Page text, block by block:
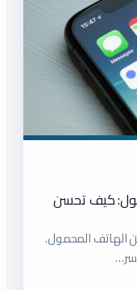
كيف تحسن
من الهاتف المحمول.